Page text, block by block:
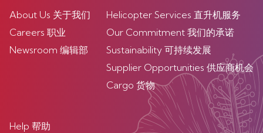
About Us 关于我们
Careers 职业
Newsroom 编辑部
Helicopter Services 直升机服务
Our Commitment 我们的承诺
Sustainability 可持续发展
Supplier Opportunities 供应商机会
Cargo 货物
Help 帮助